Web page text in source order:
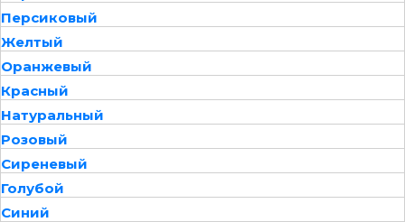
Персиковый
Желтый
Оранжевый
Красный
Натуральный
Розовый
Сиреневый
Голубой
Синий